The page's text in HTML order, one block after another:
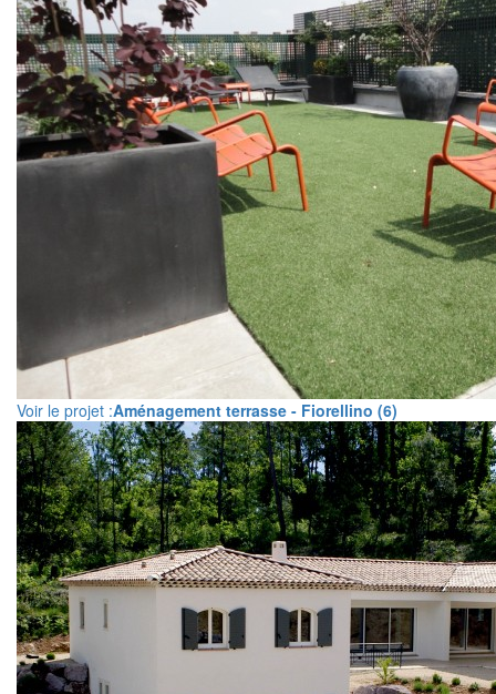
Voir le projet :Aménagement terrasse - Fiorellino (6)